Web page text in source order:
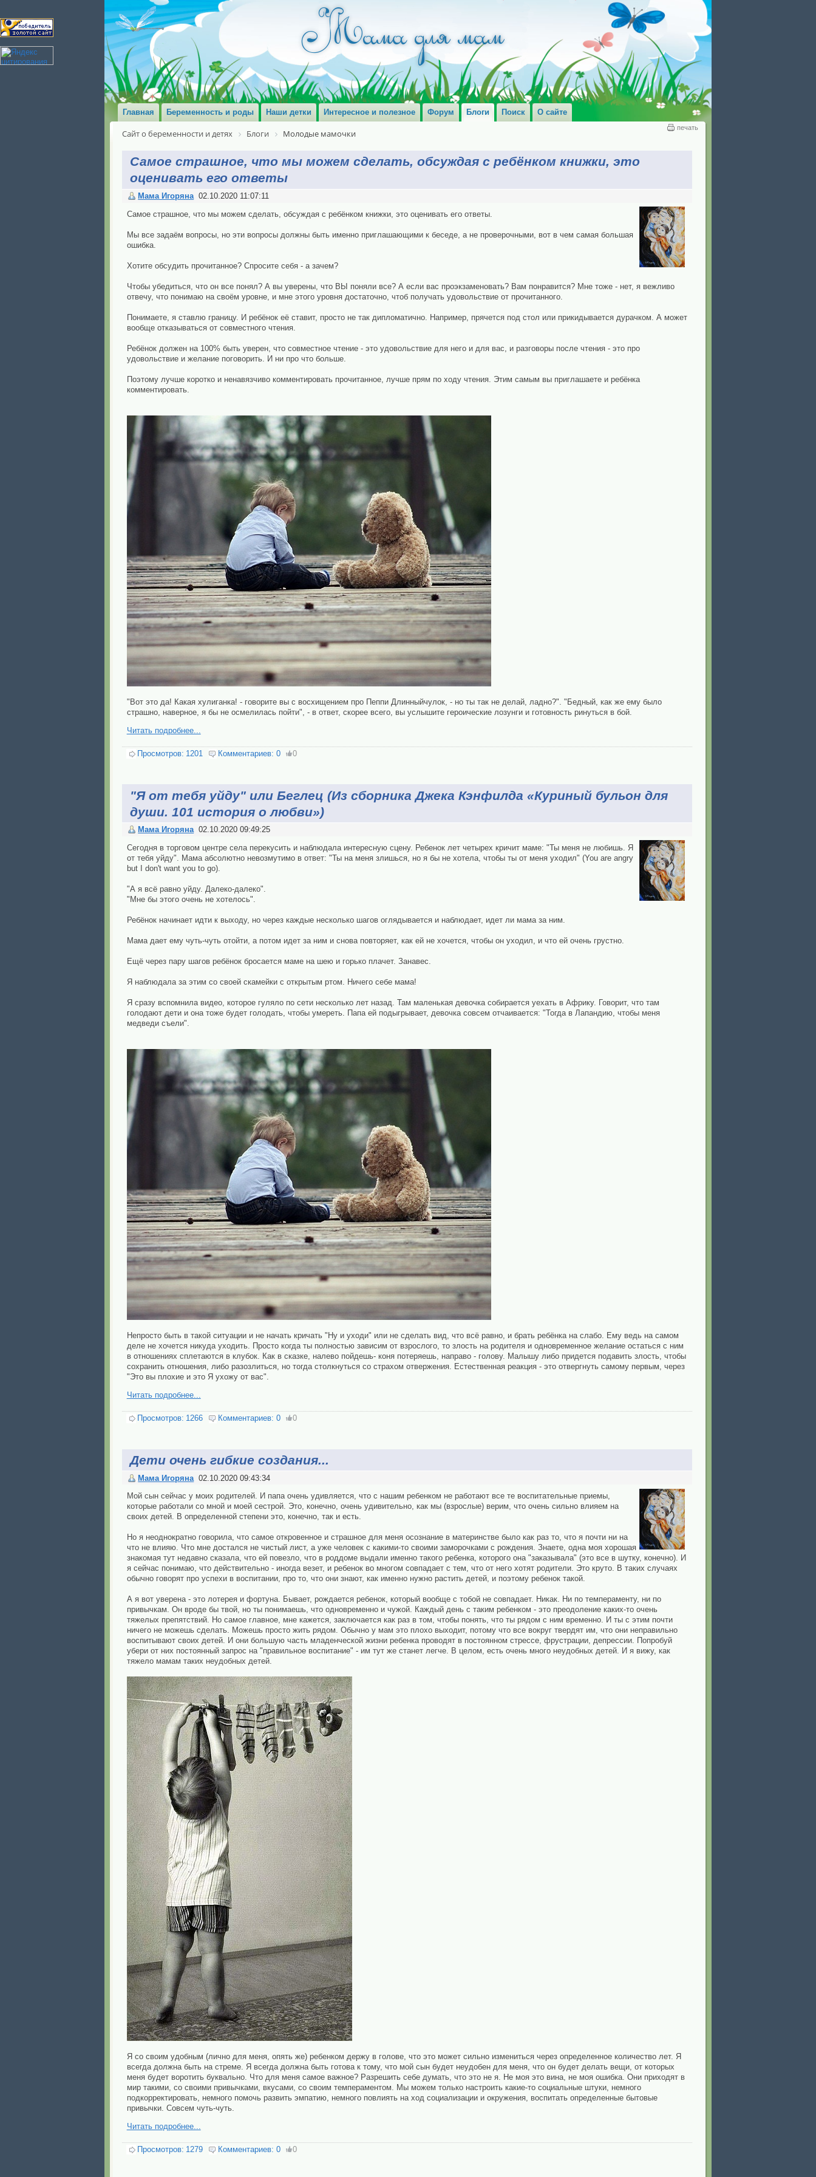
Главная Беременность и роды Наши детки Интересное и полезное Форум Блоги Поиск О сайте
печать
Сайт о беременности и детях Блоги Молодые мамочки
Самое страшное, что мы можем сделать, обсуждая с ребёнком книжки, это
оценивать его ответы
Мама Игоряна 02.10.2020 11:07:11
Самое страшное, что мы можем сделать, обсуждая с ребёнком книжки, это оценивать его ответы.
Мы все задаём вопросы, но эти вопросы должны быть именно приглашающими к беседе, а не проверочными, вот в чем самая большая
ошибка.
Хотите обсудить прочитанное? Спросите себя - а зачем?
Чтобы убедиться, что он все понял? А вы уверены, что ВЫ поняли все? А если вас проэкзаменовать? Вам понравится? Мне тоже - нет, я вежливо
отвечу, что понимаю на своём уровне, и мне этого уровня достаточно, чтоб получать удовольствие от прочитанного.
Понимаете, я ставлю границу. И ребёнок её ставит, просто не так дипломатично. Например, прячется под стол или прикидывается дурачком. А может
вообще отказываться от совместного чтения.
Ребёнок должен на 100% быть уверен, что совместное чтение - это удовольствие для него и для вас, и разговоры после чтения - это про
удовольствие и желание поговорить. И ни про что больше.
Поэтому лучше коротко и ненавязчиво комментировать прочитанное, лучше прям по ходу чтения. Этим самым вы приглашаете и ребёнка
комментировать.
"Вот это да! Какая хулиганка! - говорите вы с восхищением про Пеппи Длинныйчулок, - но ты так не делай, ладно?". "Бедный, как же ему было
страшно, наверное, я бы не осмелилась пойти", - в ответ, скорее всего, вы услышите героические лозунги и готовность ринуться в бой.
Читать подробнее...
Просмотров: 1201 Комментариев: 0 0
"Я от тебя уйду" или Беглец (Из сборника Джека Кэнфилда «Куриный бульон для
души. 101 история о любви»)
Мама Игоряна 02.10.2020 09:49:25
Сегодня в торговом центре села перекусить и наблюдала интересную сцену. Ребенок лет четырех кричит маме: "Ты меня не любишь. Я
от тебя уйду". Мама абсолютно невозмутимо в ответ: "Ты на меня злишься, но я бы не хотела, чтобы ты от меня уходил" (You are angry
but I don't want you to go).
"А я всё равно уйду. Далеко-далеко".
"Мне бы этого очень не хотелось".
Ребёнок начинает идти к выходу, но через каждые несколько шагов оглядывается и наблюдает, идет ли мама за ним.
Мама дает ему чуть-чуть отойти, а потом идет за ним и снова повторяет, как ей не хочется, чтобы он уходил, и что ей очень грустно.
Ещё через пару шагов ребёнок бросается маме на шею и горько плачет. Занавес.
Я наблюдала за этим со своей скамейки с открытым ртом. Ничего себе мама!
Я сразу вспомнила видео, которое гуляло по сети несколько лет назад. Там маленькая девочка собирается уехать в Африку. Говорит, что там
голодают дети и она тоже будет голодать, чтобы умереть. Папа ей подыгрывает, девочка совсем отчаивается: "Тогда в Лапандию, чтобы меня
медведи съели".
Непросто быть в такой ситуации и не начать кричать "Ну и уходи" или не сделать вид, что всё равно, и брать ребёнка на слабо. Ему ведь на самом
деле не хочется никуда уходить. Просто когда ты полностью зависим от взрослого, то злость на родителя и одновременное желание остаться с ним
в отношениях сплетаются в клубок. Как в сказке, налево пойдешь- коня потеряешь, направо - голову. Малышу либо придется подавить злость, чтобы
сохранить отношения, либо разозлиться, но тогда столкнуться со страхом отвержения. Естественная реакция - это отвергнуть самому первым, через
"Это вы плохие и это Я ухожу от вас".
Читать подробнее...
Просмотров: 1266 Комментариев: 0 0
Дети очень гибкие создания...
Мама Игоряна 02.10.2020 09:43:34
Мой сын сейчас у моих родителей. И папа очень удивляется, что с нашим ребенком не работают все те воспитательные приемы,
которые работали со мной и моей сестрой. Это, конечно, очень удивительно, как мы (взрослые) верим, что очень сильно влияем на
своих детей. В определенной степени это, конечно, так и есть.
Но я неоднократно говорила, что самое откровенное и страшное для меня осознание в материнстве было как раз то, что я почти ни на
что не влияю. Что мне достался не чистый лист, а уже человек с какими-то своими заморочками с рождения. Знаете, одна моя хорошая
знакомая тут недавно сказала, что ей повезло, что в роддоме выдали именно такого ребенка, которого она "заказывала" (это все в шутку, конечно). И
я сейчас понимаю, что действительно - иногда везет, и ребенок во многом совпадает с тем, что от него хотят родители. Это круто. В таких случаях
обычно говорят про успехи в воспитании, про то, что они знают, как именно нужно растить детей, и поэтому ребенок такой.
А я вот уверена - это лотерея и фортуна. Бывает, рождается ребенок, который вообще с тобой не совпадает. Никак. Ни по темпераменту, ни по
привычкам. Он вроде бы твой, но ты понимаешь, что одновременно и чужой. Каждый день с таким ребенком - это преодоление каких-то очень
тяжелых препятствий. Но самое главное, мне кажется, заключается как раз в том, чтобы понять, что ты рядом с ним временно. И ты с этим почти
ничего не можешь сделать. Можешь просто жить рядом. Обычно у мам это плохо выходит, потому что все вокруг твердят им, что они неправильно
воспитывают своих детей. И они большую часть младенческой жизни ребенка проводят в постоянном стрессе, фрустрации, депрессии. Попробуй
убери от них постоянный запрос на "правильное воспитание" - им тут же станет легче. В целом, есть очень много неудобных детей. И я вижу, как
тяжело мамам таких неудобных детей.
Я со своим удобным (лично для меня, опять же) ребенком держу в голове, что это может сильно измениться через определенное количество лет. Я
всегда должна быть на стреме. Я всегда должна быть готова к тому, что мой сын будет неудобен для меня, что он будет делать вещи, от которых
меня будет воротить буквально. Что для меня самое важное? Разрешить себе думать, что это не я. Не моя это вина, не моя ошибка. Они приходят в
мир такими, со своими привычками, вкусами, со своим темпераментом. Мы можем только настроить какие-то социальные штуки, немного
подкорректировать, немного помочь развить эмпатию, немного повлиять на ход социализации и окружения, воспитать определенные бытовые
привычки. Совсем чуть-чуть.
Читать подробнее...
Просмотров: 1279 Комментариев: 0 0